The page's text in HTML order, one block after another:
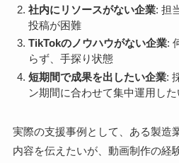
社内にリソースがない企業: 担
投稿が困難
TikTokのノウハウがない企業:
らず、手探り状態
短期間で成果を出したい企業:
ン期間に合わせて集中運用した
実際の支援事例として、ある製造
内容を伝えたいが、動画制作の経